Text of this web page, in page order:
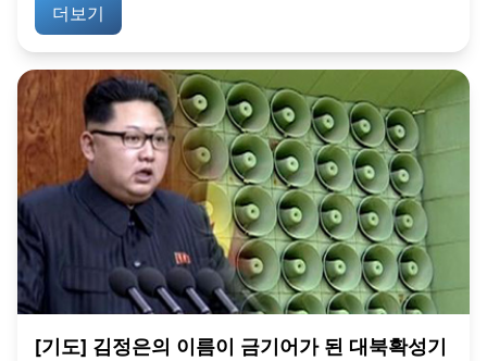
더보기
[기도] 김정은의 이름이 금기어가 된 대북확성기